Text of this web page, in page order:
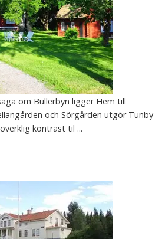
om Bullerbyn ligger Hem till
och Sörgården utgör Tunby
kontrast til ...